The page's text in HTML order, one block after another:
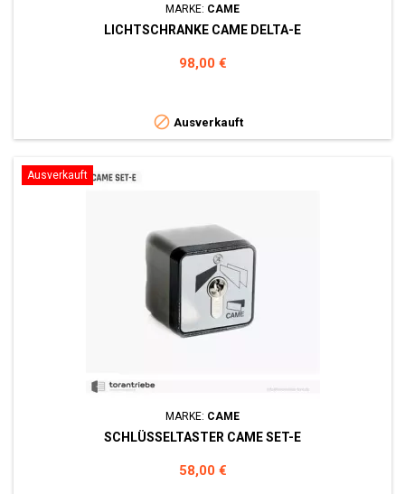
MARKE: CAME
LICHTSCHRANKE CAME DELTA-E
Preis
98,00 €
 Ausverkauft
Ausverkauft
MARKE: CAME
SCHLÜSSELTASTER CAME SET-E
Preis
58,00 €